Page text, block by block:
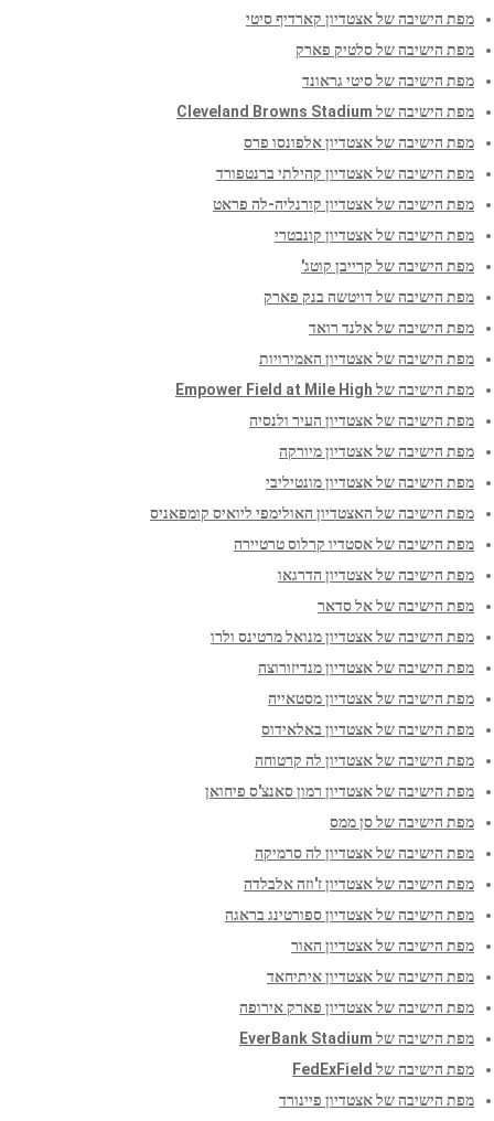
מפת הישיבה של אצטדיון קארדיף סיטי
מפת הישיבה של סלטיק פארק
מפת הישיבה של סיטי גראונד
מפת הישיבה של Cleveland Browns Stadium
מפת הישיבה של אצטדיון אלפונסו פרס
מפת הישיבה של אצטדיון קהילתי ברנטפורד
מפת הישיבה של אצטדיון קורנליה-לה פראט
מפת הישיבה של אצטדיון קונבטרי
מפת הישיבה של קרייבן קוטג'
מפת הישיבה של דויטשה בנק פארק
מפת הישיבה של אלנד רואד
מפת הישיבה של אצטדיון האמירויות
מפת הישיבה של Empower Field at Mile High
מפת הישיבה של אצטדיון העיר ולנסיה
מפת הישיבה של אצטדיון מיורקה
מפת הישיבה של אצטדיון מונטיליבי
מפת הישיבה של האצטדיון האולימפי ליואיס קומפאניס
מפת הישיבה של אסטדיו קרלוס טרטיירה
מפת הישיבה של אצטדיון הדרגאו
מפת הישיבה של אל סדאר
מפת הישיבה של אצטדיון מנואל מרטינס ולרו
מפת הישיבה של אצטדיון מנדיזורוצה
מפת הישיבה של אצטדיון מסטאייה
מפת הישיבה של אצטדיון באלאידוס
מפת הישיבה של אצטדיון לה קרטוחה
מפת הישיבה של אצטדיון רמון סאנצ'ס פיחואן
מפת הישיבה של סן ממס
מפת הישיבה של אצטדיון לה סרמיקה
מפת הישיבה של אצטדיון ז'וזה אלבלדה
מפת הישיבה של אצטדיון ספורטינג בראגה
מפת הישיבה של אצטדיון האור
מפת הישיבה של אצטדיון איתיחאד
מפת הישיבה של אצטדיון פארק אירופה
מפת הישיבה של EverBank Stadium
מפת הישיבה של FedExField
מפת הישיבה של אצטדיון פיינורד